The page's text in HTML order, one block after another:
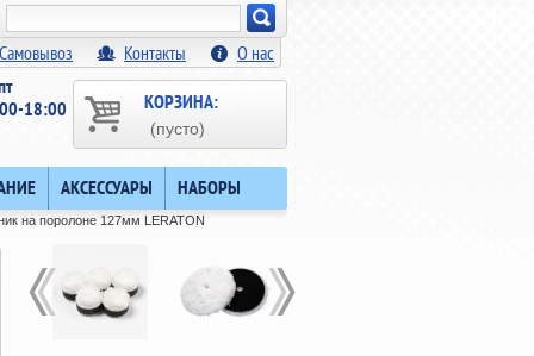
Искать!
Самовывоз Контакты О нас
КОРЗИНА:
(пусто)
18:00
АКСЕССУАРЫ НАБОРЫ
на поролоне 127мм LERATON